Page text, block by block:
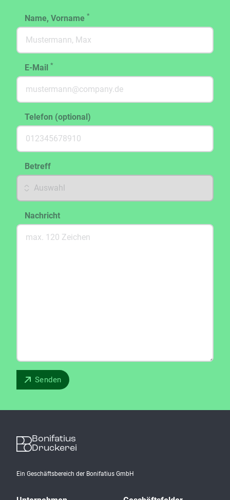
Name, Vorname *
E-Mail *
Telefon (optional)
Betreff
Nachricht
Bonifatius
Druckerei
Ein Geschäftsbereich der Bonifatius GmbH